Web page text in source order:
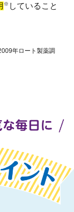
※ していること
年ロート製薬調